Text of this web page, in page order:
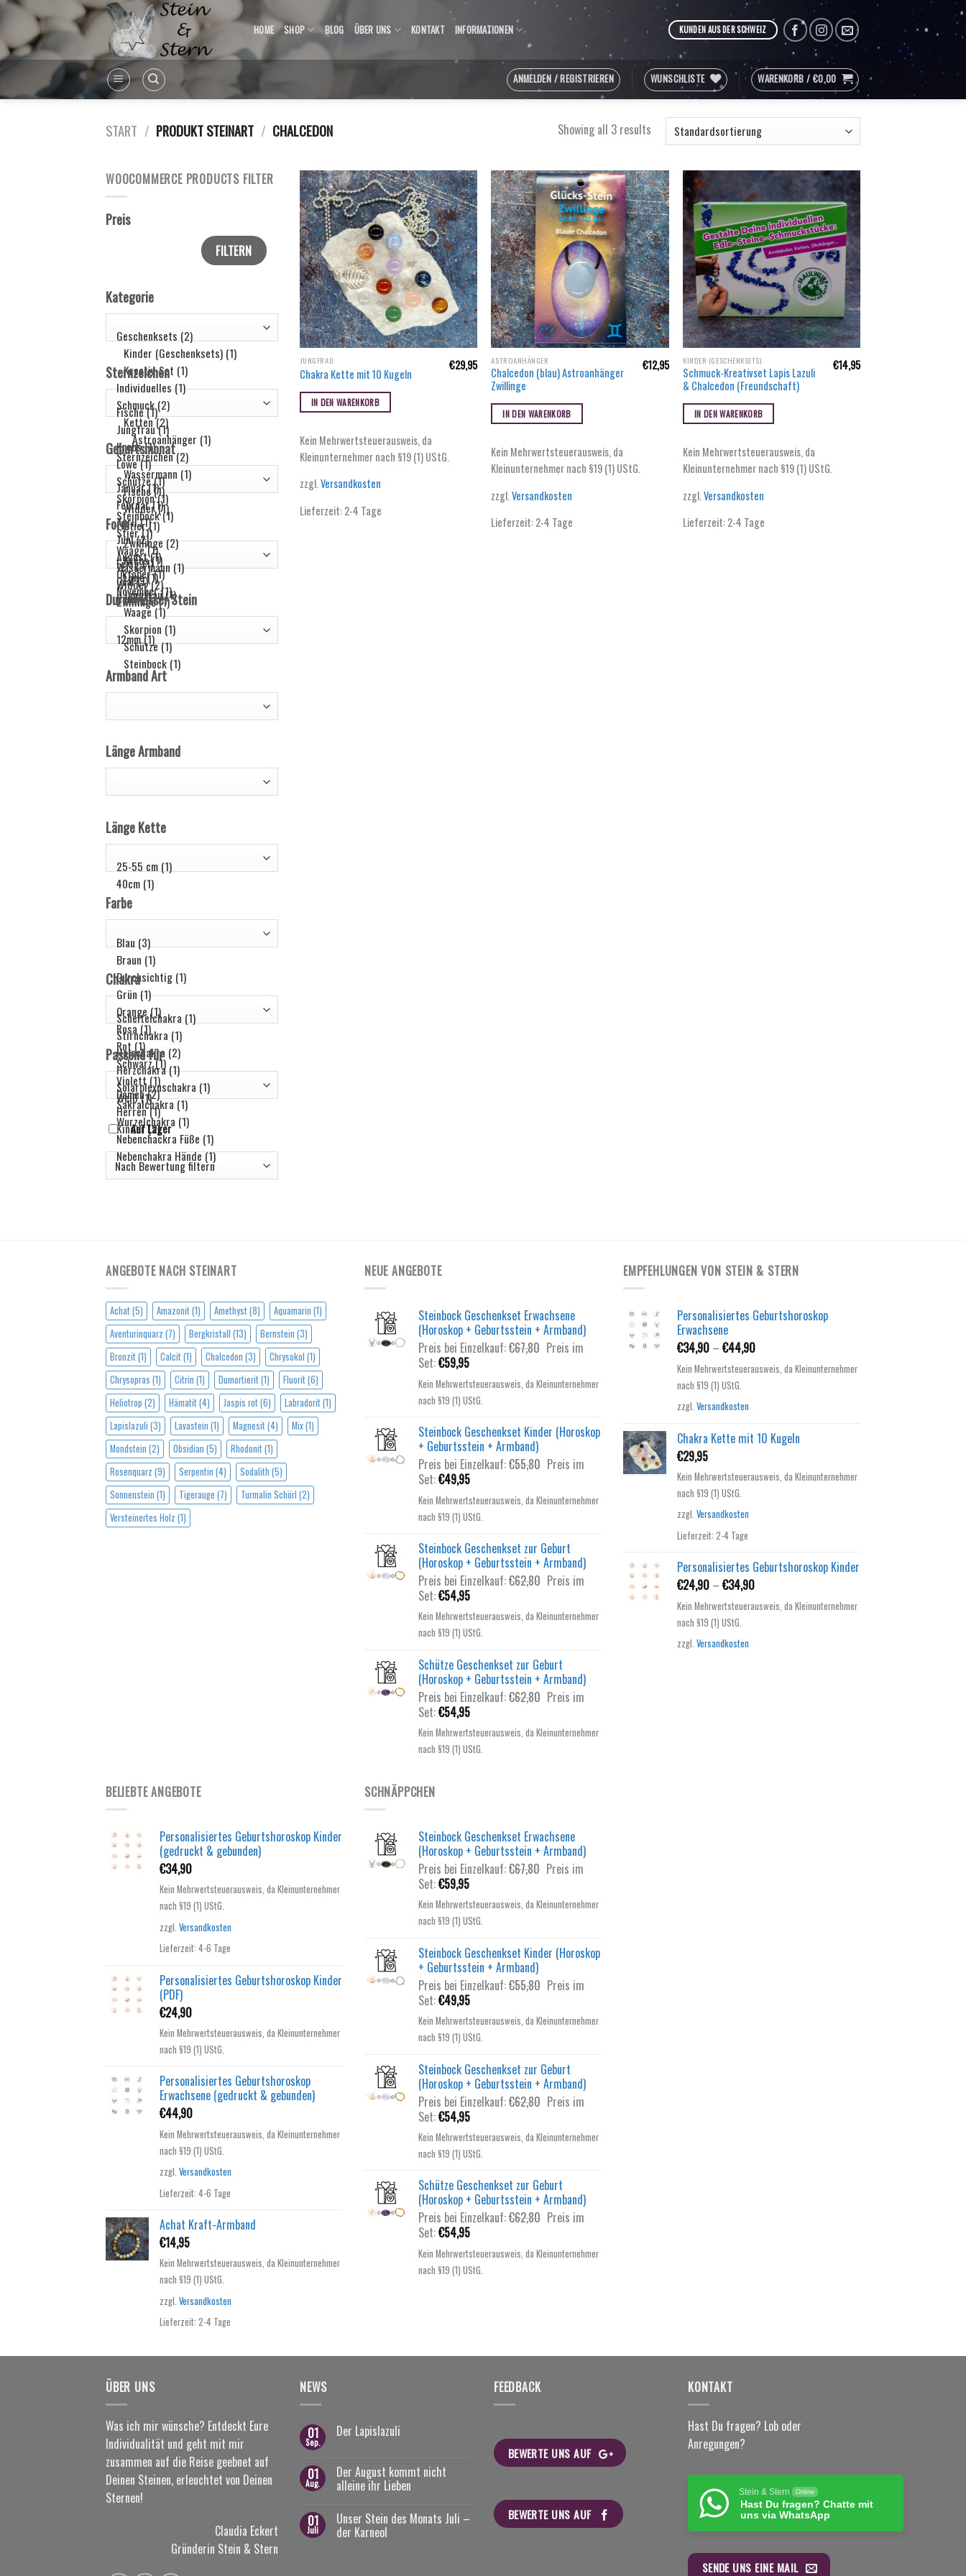
Skip
to
content
HOME SHOP BLOG ÜBER UNS KONTAKT INFORMATIONEN KUNDEN AUS DER SCHWEIZ
ANMELDEN / REGISTRIEREN WUNSCHLISTE WARENKORB / €0,00
START / PRODUKT STEINART / CHALCEDON Showing all 3 results
WOOCOMMERCE PRODUCTS FILTER
Preis
FILTERN
Kategorie
Sternzeichen
Geburtsmonat
Form
Durchmesser Stein
Armband Art
Länge Armband
Länge Kette
Farbe
Chakra
Passend für
Auf Lager
JUNGFRAU
Chakra Kette mit 10 Kugeln
€29,95
IN DEN WARENKORB
Kein Mehrwertsteuerausweis, da
Kleinunternehmer nach §19 (1) UStG.
zzgl.Versandkosten
Lieferzeit:2-4 Tage
ASTROANHÄNGER
Chalcedon (blau) Astroanhänger
Zwillinge
€12,95
IN DEN WARENKORB
Kein Mehrwertsteuerausweis, da
Kleinunternehmer nach §19 (1) UStG.
zzgl.Versandkosten
Lieferzeit:2-4 Tage
KINDER (GESCHENKSETS)
Schmuck-Kreativset Lapis Lazuli
& Chalcedon (Freundschaft)
€14,95
IN DEN WARENKORB
Kein Mehrwertsteuerausweis, da
Kleinunternehmer nach §19 (1) UStG.
zzgl.Versandkosten
Lieferzeit:2-4 Tage
ANGEBOTE NACH STEINART
Achat(5) Amazonit(1) Amethyst(8) Aquamarin (1)
Aventurinquarz (7) Bergkristall (13) Bernstein (3)
Bronzit(1) Calcit(1) Chalcedon (3) Chrysokol (1)
Chrysopras (1) Citrin (1) Dumortierit(1) Fluorit(6)
Heliotrop (2) Hämatit(4) Jaspis rot(6) Labradorit(1)
Lapislazuli (3) Lavastein (1) Magnesit(4) Mix(1)
Mondstein (2) Obsidian (5) Rhodonit(1)
Rosenquarz (9) Serpentin (4) Sodalith (5)
Sonnenstein (1) Tigerauge (7) Turmalin Schörl (2)
Versteinertes Holz (1)
NEUE ANGEBOTE
Steinbock Geschenkset Erwachsene
(Horoskop + Geburtsstein + Armband)
Preis bei Einzelkauf:€67,80 Ursprünglicher
war:
€67,80
Preis im
Set:€59,95Aktueller
Preis
ist:
€59,95.
Kein Mehrwertsteuerausweis, da Kleinunternehmer
nach §19 (1) UStG.
Steinbock Geschenkset Kinder (Horoskop
+ Geburtsstein + Armband)
Preis bei Einzelkauf:€55,80 Ursprünglicher
war:
€55,80
Preis im
Set:€49,95Aktueller
Preis
ist:
€49,95.
Kein Mehrwertsteuerausweis, da Kleinunternehmer
nach §19 (1) UStG.
Steinbock Geschenkset zur Geburt
(Horoskop + Geburtsstein + Armband)
Preis bei Einzelkauf:€62,80 Ursprünglicher
war:
€62,80
Preis im
Set:€54,95Aktueller
Preis
ist:
€54,95.
Kein Mehrwertsteuerausweis, da Kleinunternehmer
nach §19 (1) UStG.
Schütze Geschenkset zur Geburt
(Horoskop + Geburtsstein + Armband)
Preis bei Einzelkauf:€62,80 Ursprünglicher
war:
€62,80
Preis im
Set:€54,95Aktueller
Preis
ist:
€54,95.
Kein Mehrwertsteuerausweis, da Kleinunternehmer
nach §19 (1) UStG.
EMPFEHLUNGEN VON STEIN & STERN
Personalisiertes Geburtshoroskop
Erwachsene
€34,90 – €44,90
Kein Mehrwertsteuerausweis, da Kleinunternehmer
nach §19 (1) UStG.
zzgl. Versandkosten
Chakra Kette mit 10 Kugeln
€29,95
Kein Mehrwertsteuerausweis, da Kleinunternehmer
nach §19 (1) UStG.
zzgl. Versandkosten
Lieferzeit: 2-4 Tage
Personalisiertes Geburtshoroskop Kinder
€24,90 – €34,90
Kein Mehrwertsteuerausweis, da Kleinunternehmer
nach §19 (1) UStG.
zzgl. Versandkosten
BELIEBTE ANGEBOTE
Personalisiertes Geburtshoroskop Kinder
(gedruckt & gebunden)
€34,90
Kein Mehrwertsteuerausweis, da Kleinunternehmer
nach §19 (1) UStG.
zzgl. Versandkosten
Lieferzeit: 4-6 Tage
Personalisiertes Geburtshoroskop Kinder
(PDF)
€24,90
Kein Mehrwertsteuerausweis, da Kleinunternehmer
nach §19 (1) UStG.
Personalisiertes Geburtshoroskop
Erwachsene (gedruckt & gebunden)
€44,90
Kein Mehrwertsteuerausweis, da Kleinunternehmer
nach §19 (1) UStG.
zzgl. Versandkosten
Lieferzeit: 4-6 Tage
Achat Kraft-Armband
€14,95
Kein Mehrwertsteuerausweis, da Kleinunternehmer
nach §19 (1) UStG.
zzgl. Versandkosten
Lieferzeit: 2-4 Tage
SCHNÄPPCHEN
Steinbock Geschenkset Erwachsene
(Horoskop + Geburtsstein + Armband)
Preis bei Einzelkauf:€67,80 Ursprünglicher
war:
€67,80
Preis im
Set:€59,95Aktueller
Preis
ist:
€59,95.
Kein Mehrwertsteuerausweis, da Kleinunternehmer
nach §19 (1) UStG.
Steinbock Geschenkset Kinder (Horoskop
+ Geburtsstein + Armband)
Preis bei Einzelkauf:€55,80 Ursprünglicher
war:
€55,80
Preis im
Set:€49,95Aktueller
Preis
ist:
€49,95.
Kein Mehrwertsteuerausweis, da Kleinunternehmer
nach §19 (1) UStG.
Steinbock Geschenkset zur Geburt
(Horoskop + Geburtsstein + Armband)
Preis bei Einzelkauf:€62,80 Ursprünglicher
war:
€62,80
Preis im
Set:€54,95Aktueller
Preis
ist:
€54,95.
Kein Mehrwertsteuerausweis, da Kleinunternehmer
nach §19 (1) UStG.
Schütze Geschenkset zur Geburt
(Horoskop + Geburtsstein + Armband)
Preis bei Einzelkauf:€62,80 Ursprünglicher
war:
€62,80
Preis im
Set:€54,95Aktueller
Preis
ist:
€54,95.
Kein Mehrwertsteuerausweis, da Kleinunternehmer
nach §19 (1) UStG.
ÜBER UNS
Was ich mir wünsche? Entdeckt Eure
Individualität und geht mit mir
zusammen auf die Reise geebnet auf
Deinen Steinen, erleuchtet von Deinen
Sternen!
Claudia Eckert
Gründerin Stein & Stern
NEWS
01
Sep.
Der Lapislazuli
01
Aug.
Der August kommt nicht
alleine ihr Lieben
01
Juli
Unser Stein des Monats Juli –
der Karneol
FEEDBACK
BEWERTE UNS AUF
BEWERTE UNS AUF
KONTAKT
Hast Du fragen? Lob oder
Anregungen?
Stein & Stern Online
Hast Du fragen? Chatte mit
uns via WhatsApp
SENDE UNS EINE MAIL